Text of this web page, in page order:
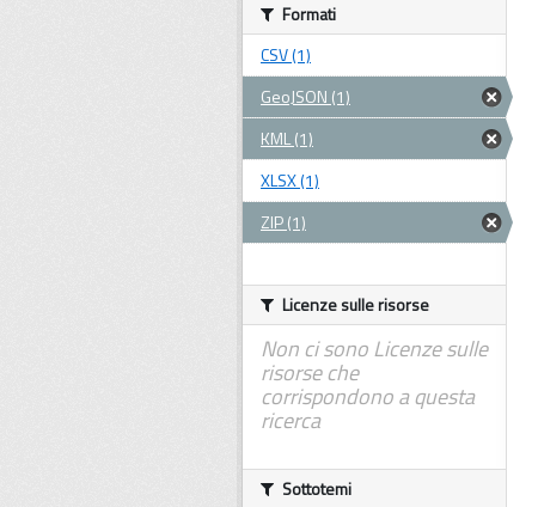
Formati
CSV (1)
GeoJSON (1)
KML (1)
XLSX (1)
ZIP (1)
Licenze sulle risorse
Non ci sono Licenze sulle
risorse che
corrispondono a questa
ricerca
Sottotemi